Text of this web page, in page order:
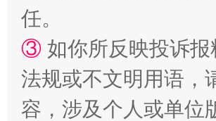
任。
③ 如你所反映投诉
法规或不文明用语，
容，涉及个人或单位